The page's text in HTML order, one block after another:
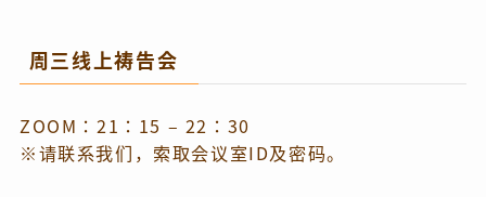
周三线上祷告会
ZOOM：21：15 – 22：30
※请联系我们，索取会议室ID及密码。